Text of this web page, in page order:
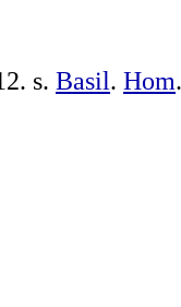
s. Basil. Hom